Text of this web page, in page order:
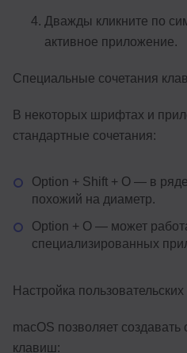
Дважды кликните по
активное приложение.
Специальные сочетания
В некоторых шрифтах и
стандартные сочетания:
Option + Shift + O — в
похожий на диаметр.
Option + O — может
специализированных
Настройка
macOS позволяет
клавиш: